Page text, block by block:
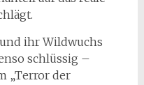
ihr Wildwuchs
schlüssig –
„Terror der